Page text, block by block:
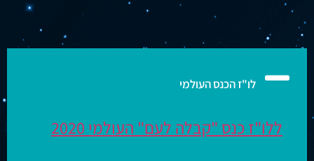
לו"ז הכנס העולמי
ללו"ז כנס "קבלה לעם" העולמי 2020